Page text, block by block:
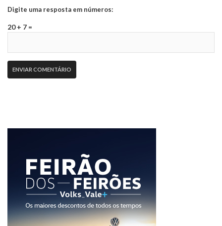
Digite uma resposta em números:
20 + 7 =